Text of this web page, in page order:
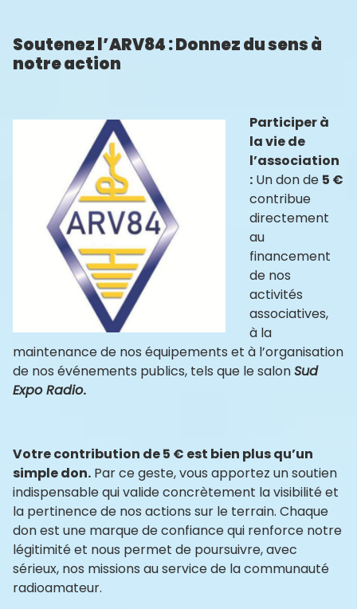
Soutenez l’ARV84 : Donnez du sens à
notre action
Participer à
la vie de
l’association
: Un don de 5 €
contribue
directement
au
financement
de nos
activités
associatives,
à la
maintenance de nos équipements et à l’organisation
de nos événements publics, tels que le salonSud
Expo Radio.
Votre contribution de 5 € est bien plus qu’un
simple don. Par ce geste, vous apportez un soutien
indispensable qui valide concrètement la visibilité et
la pertinence de nos actions sur le terrain. Chaque
don est une marque de confiance qui renforce notre
légitimité et nous permet de poursuivre, avec
sérieux, nos missions au service de la communauté
radioamateur.